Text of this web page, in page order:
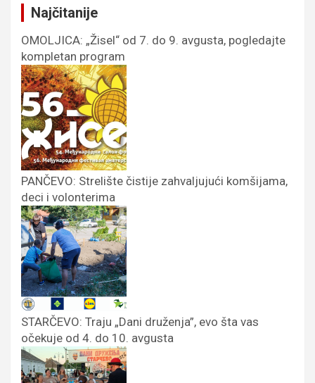
Najčitanije
OMOLJICA: „Žisel“ od 7. do 9. avgusta, pogledajte
kompletan program
PANČEVO: Strelište čistije zahvaljujući komšijama,
deci i volonterima
STARČEVO: Traju „Dani druženja”, evo šta vas
očekuje od 4. do 10. avgusta